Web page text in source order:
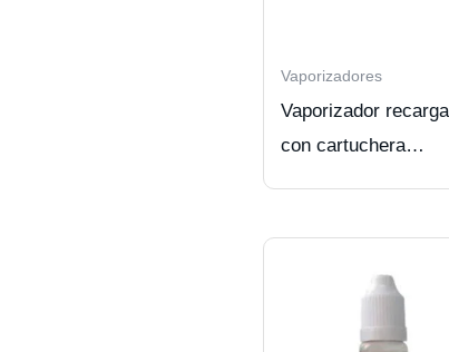
Vaporizadores
Vaporizador
con cartuchera